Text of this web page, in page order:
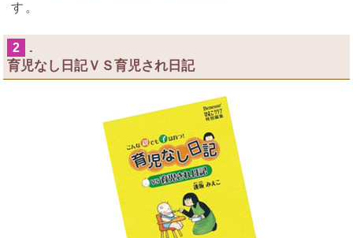
す。
2
.
育児なし日記ＶＳ育児され日記